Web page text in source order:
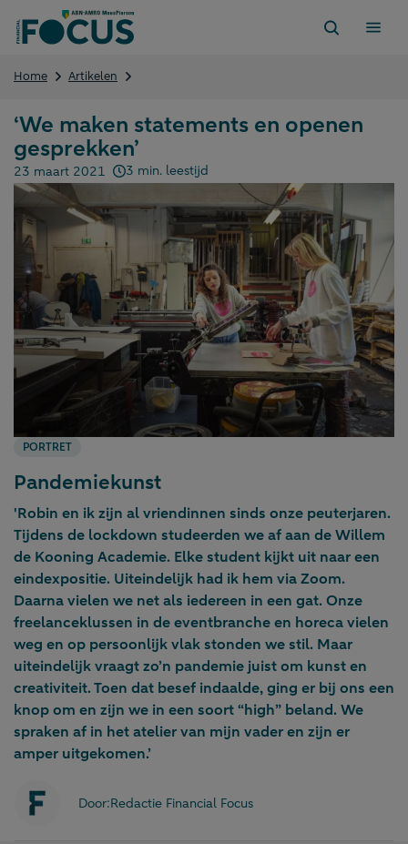
naar
Home Artikelen
en
openen
gesprekken’
‘We maken statements en openen
gesprekken’
Gepubliceerd op:
23 maart 2021 3 min. leestijd
PORTRET
Pandemiekunst
'Robin en ik zijn al vriendinnen sinds onze peuterjaren.
Tijdens de lockdown studeerden we af aan de Willem
de Kooning Academie. Elke student kijkt uit naar een
eindexpositie. Uiteindelijk had ik hem via Zoom.
Daarna vielen we net als iedereen in een gat. Onze
freelanceklussen in de eventbranche en horeca vielen
weg en op persoonlijk vlak stonden we stil. Maar
uiteindelijk vraagt zo’n pandemie juist om kunst en
creativiteit. Toen dat besef indaalde, ging er bij ons een
knop om en zijn we in een soort “high” beland. We
spraken af in het atelier van mijn vader en zijn er
amper uitgekomen.’
Door:Redactie Financial Focus